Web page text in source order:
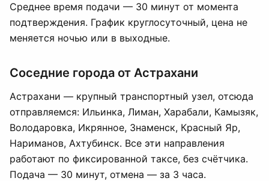
Среднее время подачи — 30 минут от момента
подтверждения. График круглосуточный, цена не
меняется ночью или в выходные.
Соседние города от Астрахани
Астрахани — крупный транспортный узел, отсюда
отправляемся: Ильинка, Лиман, Харабали, Камызяк,
Володаровка, Икрянное, Знаменск, Красный Яр,
Нариманов, Ахтубинск. Все эти направления
работают по фиксированной таксе, без счётчика.
Подача — 30 минут, отмена — за 3 часа.